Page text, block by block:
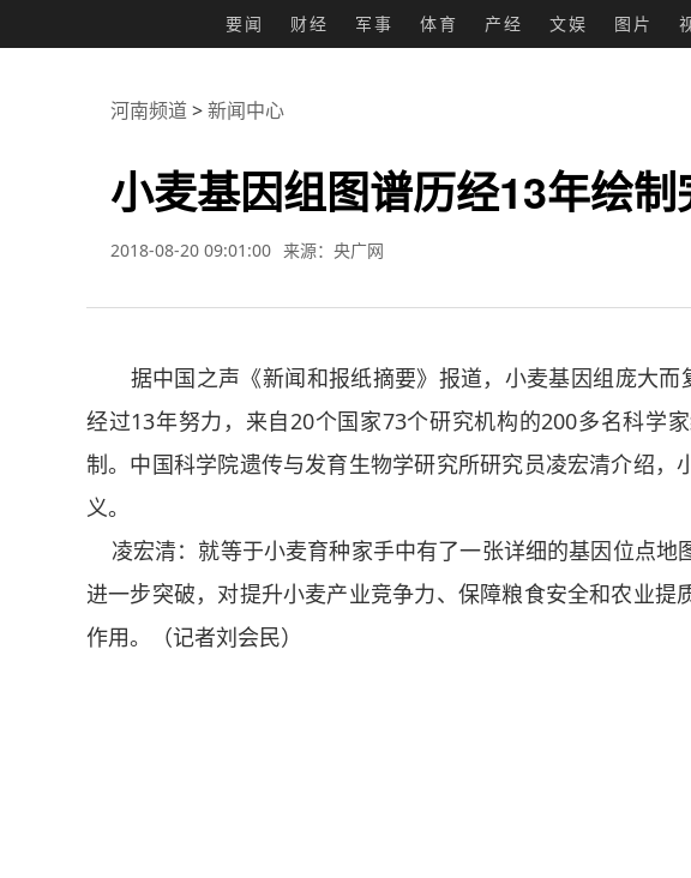
要闻 财经 军事 体育 产经 文娱 图片
河南频道>新闻中心
小麦基因组图谱历经13年绘制
2018-08-20 09:01:00 来源：央广网
据中国之声《新闻和报纸摘要》报道，小麦基因组庞大而
经过13年努力，来自20个国家73个研究机构的200多名科学
制。中国科学院遗传与发育生物学研究所研究员凌宏清介绍，
义。
凌宏清：就等于小麦育种家手中有了一张详细的基因位点地
进一步突破，对提升小麦产业竞争力、保障粮食安全和农业提
作用。（记者刘会民）